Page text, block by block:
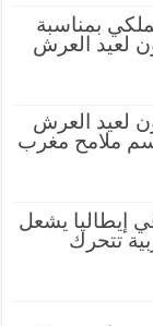
بمناسبة
لعيد العرش
لعيد العرش
ملامح مغرب
إيطاليا يشعل
تتحرك